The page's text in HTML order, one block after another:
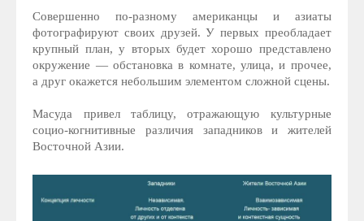
Совершенно по-разному американцы и азиаты
фотографируют своих друзей. У первых преобладает
крупный план, у вторых будет хорошо представлено
окружение — обстановка в комнате, улица, и прочее,
а друг окажется небольшим элементом сложной сцены.
Масуда привел таблицу, отражающую культурные
социо-когнитивные различия западников и жителей
Восточной Азии.